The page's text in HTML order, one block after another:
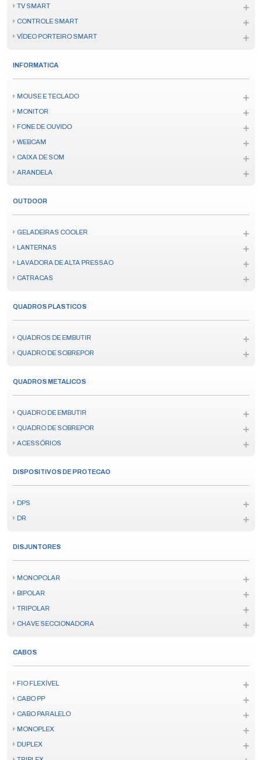
TV SMART
CONTROLE SMART
VÍDEO PORTEIRO SMART
INFORMATICA
MOUSE E TECLADO
MONITOR
FONE DE OUVIDO
WEBCAM
CAIXA DE SOM
ARANDELA
OUTDOOR
GELADEIRAS COOLER
LANTERNAS
LAVADORA DE ALTA PRESSAO
CATRACAS
QUADROS PLASTICOS
QUADROS DE EMBUTIR
QUADRO DE SOBREPOR
QUADROS METALICOS
QUADRO DE EMBUTIR
QUADRO DE SOBREPOR
ACESSÓRIOS
DISPOSITIVOS DE PROTECAO
DPS
DR
DISJUNTORES
MONOPOLAR
BIPOLAR
TRIPOLAR
CHAVE SECCIONADORA
CABOS
FIO FLEXÍVEL
CABO PP
CABO PARALELO
MONOPLEX
DUPLEX